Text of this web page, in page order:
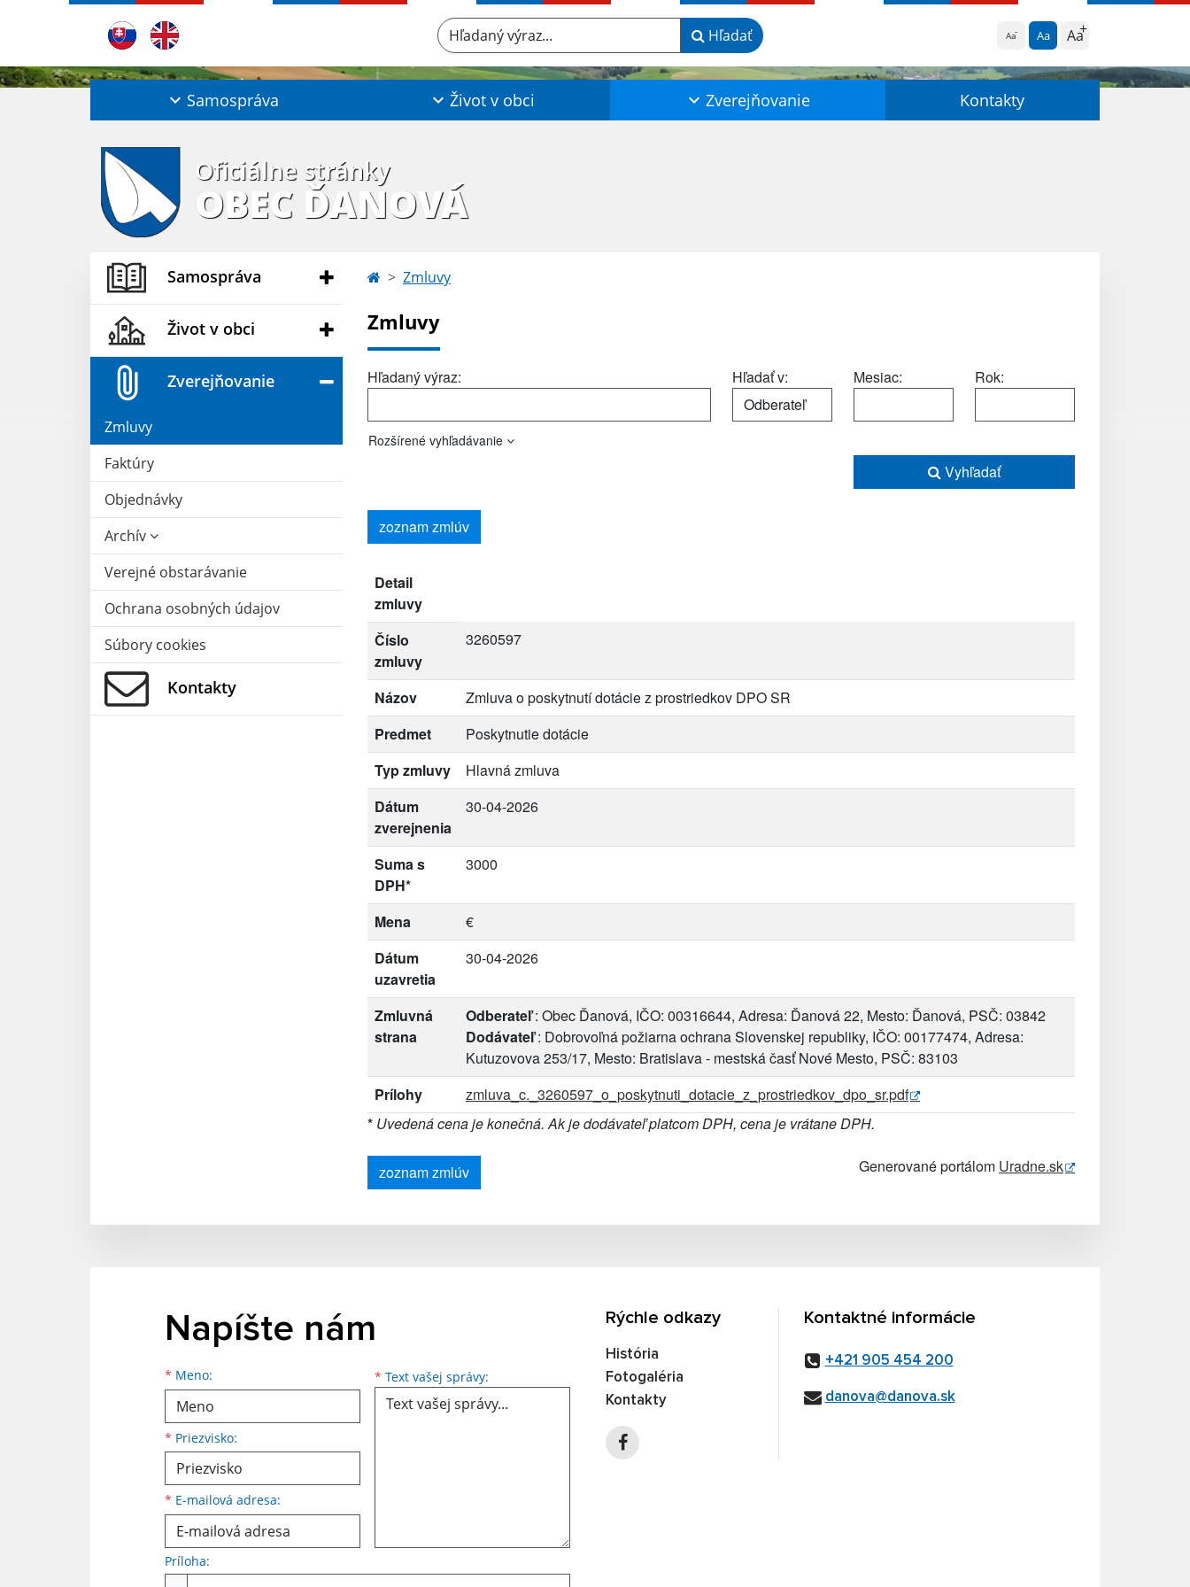
Aa Aa Aa
Hľadaný výraz... Hľadať
Samospráva Život v obci Zverejňovanie Kontakty
Oficiálne stránky
OBEC ĎANOVÁ
Samospráva
Život v obci
Zverejňovanie
Zmluvy
Faktúry
Objednávky
Archív
Verejné obstarávanie
Ochrana osobných údajov
Súbory cookies
Kontakty
Zmluvy
Zmluvy
Hľadaný výraz: Hľadať v: Mesiac: Rok:
Rozšírené vyhľadávanie
Vyhľadať
zoznam zmlúv
Detail
zmluvy
Číslo
zmluvy
3260597
Názov
Zmluva o poskytnutí dotácie z prostriedkov DPO SR
Predmet
Poskytnutie dotácie
Typ zmluvy
Hlavná zmluva
Dátum
zverejnenia
30-04-2026
Suma s
DPH*
3000
Mena
€
Dátum
uzavretia
30-04-2026
Zmluvná
strana
Odberateľ: Obec Ďanová, IČO: 00316644, Adresa: Ďanová 22, Mesto: Ďanová, PSČ: 03842
Dodávateľ: Dobrovoľná požiarna ochrana Slovenskej republiky, IČO: 00177474, Adresa:
Kutuzovova 253/17, Mesto: Bratislava - mestská časť Nové Mesto, PSČ: 83103
Prílohy
zmluva_c._3260597_o_poskytnuti_dotacie_z_prostriedkov_dpo_sr.pdf
* Uvedená cena je konečná. Ak je dodávateľ platcom DPH, cena je vrátane DPH.
zoznam zmlúv Generované portálom Uradne.sk
Napíšte nám
* Meno:
Meno
* Priezvisko:
Priezvisko
* E-mailová adresa:
E-mailová adresa * Text vašej správy: Text vašej správy...
Príloha:
Rýchle odkazy
História
Fotogaléria
Kontakty
Kontaktné informácie
+421 905 454 200
danova@danova.sk